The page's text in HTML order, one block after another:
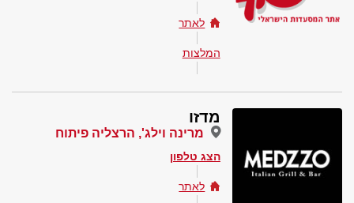
לאתר
המלצות
מדזו
מרינה וילג', הרצליה פיתוח
הצג טלפון
לאתר